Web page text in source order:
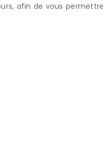
afin de vous